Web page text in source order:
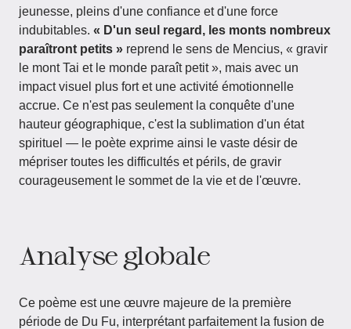
jeunesse, pleins d'une confiance et d'une force
indubitables. « D'un seul regard, les monts nombreux
paraîtront petits » reprend le sens de Mencius, « gravir
le mont Tai et le monde paraît petit », mais avec un
impact visuel plus fort et une activité émotionnelle
accrue. Ce n'est pas seulement la conquête d'une
hauteur géographique, c'est la sublimation d'un état
spirituel — le poète exprime ainsi le vaste désir de
mépriser toutes les difficultés et périls, de gravir
courageusement le sommet de la vie et de l'œuvre.
Analyse globale
Ce poème est une œuvre majeure de la première
période de Du Fu, interprétant parfaitement la fusion de